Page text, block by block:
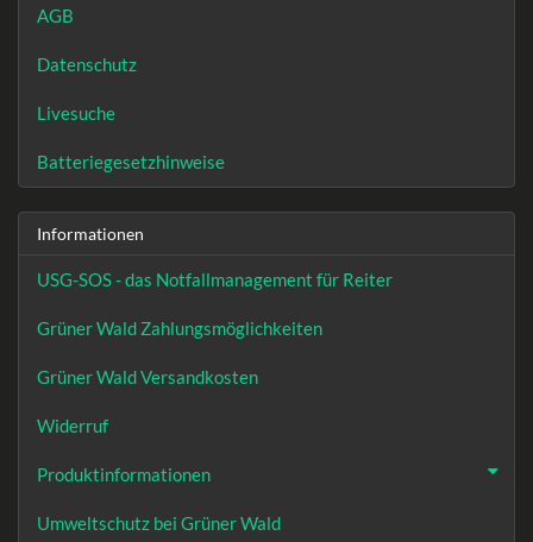
AGB
Datenschutz
Livesuche
Batteriegesetzhinweise
Informationen
USG-SOS - das Notfallmanagement für Reiter
Grüner Wald Zahlungsmöglichkeiten
Grüner Wald Versandkosten
Widerruf
Produktinformationen
Umweltschutz bei Grüner Wald